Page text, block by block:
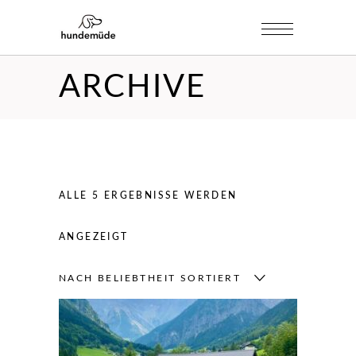
ARCHIVE
ALLE 5 ERGEBNISSE WERDEN
ANGEZEIGT
BELIEBTHEIT
SORTIERT
NACH BELIEBTHEIT SORTIERT